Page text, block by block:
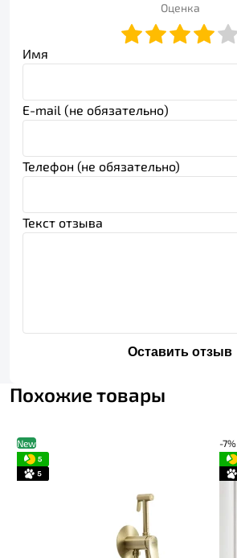
Оценка
Имя
E-mail (не обязательно)
Телефон (не обязательно)
Текст отзыва
Оставить отзыв
Похожие товары
New -7%